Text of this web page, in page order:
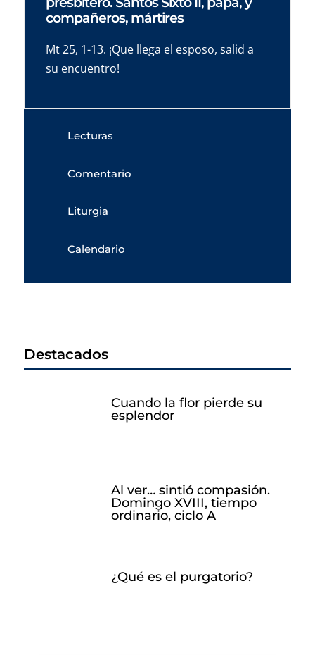
compañeros, mártires
Mt 25, 1-13. ¡Que llega el esposo, salid a
su encuentro!
Lecturas
Comentario
Liturgia
Calendario
Destacados
Cuando la flor pierde su
esplendor
Al ver… sintió compasión.
Domingo XVIII, tiempo
ordinario, ciclo A
¿Qué es el purgatorio?